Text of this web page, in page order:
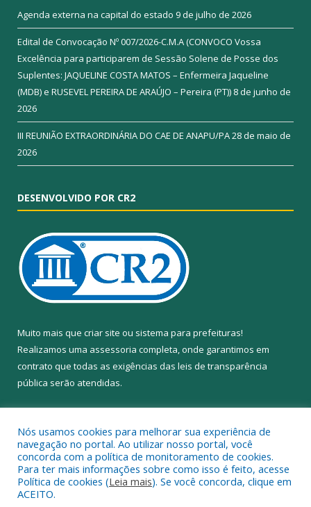
Agenda externa na capital do estado 9 de julho de 2026
Edital de Convocação Nº 007/2026-C.M.A (CONVOCO Vossa
Excelência para participarem de Sessão Solene de Posse dos
Suplentes: JAQUELINE COSTA MATOS – Enfermeira Jaqueline
(MDB) e RUSEVEL PEREIRA DE ARAÚJO – Pereira (PT)) 8 de junho de
2026
III REUNIÃO EXTRAORDINÁRIA DO CAE DE ANAPU/PA28 de maio de
2026
DESENVOLVIDO POR CR2
Muito mais que criar site ou sistema para prefeituras!
Realizamos uma assessoria completa, onde garantimos em
contrato que todas as exigências das leis de transparência
pública serão atendidas.
Todos os direitos reservados a Câmara Municipal de Anapu.
Nós usamos cookies para melhorar sua experiência de
navegação no portal. Ao utilizar nosso portal, você
concorda com a política de monitoramento de cookies.
Para ter mais informações sobre como isso é feito, acesse
Política de cookies (Leia mais). Se você concorda, clique em
ACEITO.